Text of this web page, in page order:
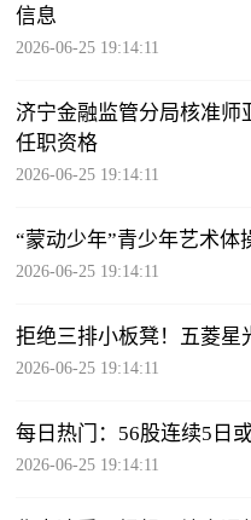
信息
2026-06-25 19:14:11
济宁金融监管分局核准师
任职资格
2026-06-25 19:14:11
“蒙动少年”青少年艺术体
2026-06-25 19:14:11
拒绝三排小板凳！五菱星
2026-06-25 19:14:11
每日热门：56股连续5日
2026-06-25 19:14:11